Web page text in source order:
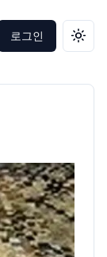
로그인 테마